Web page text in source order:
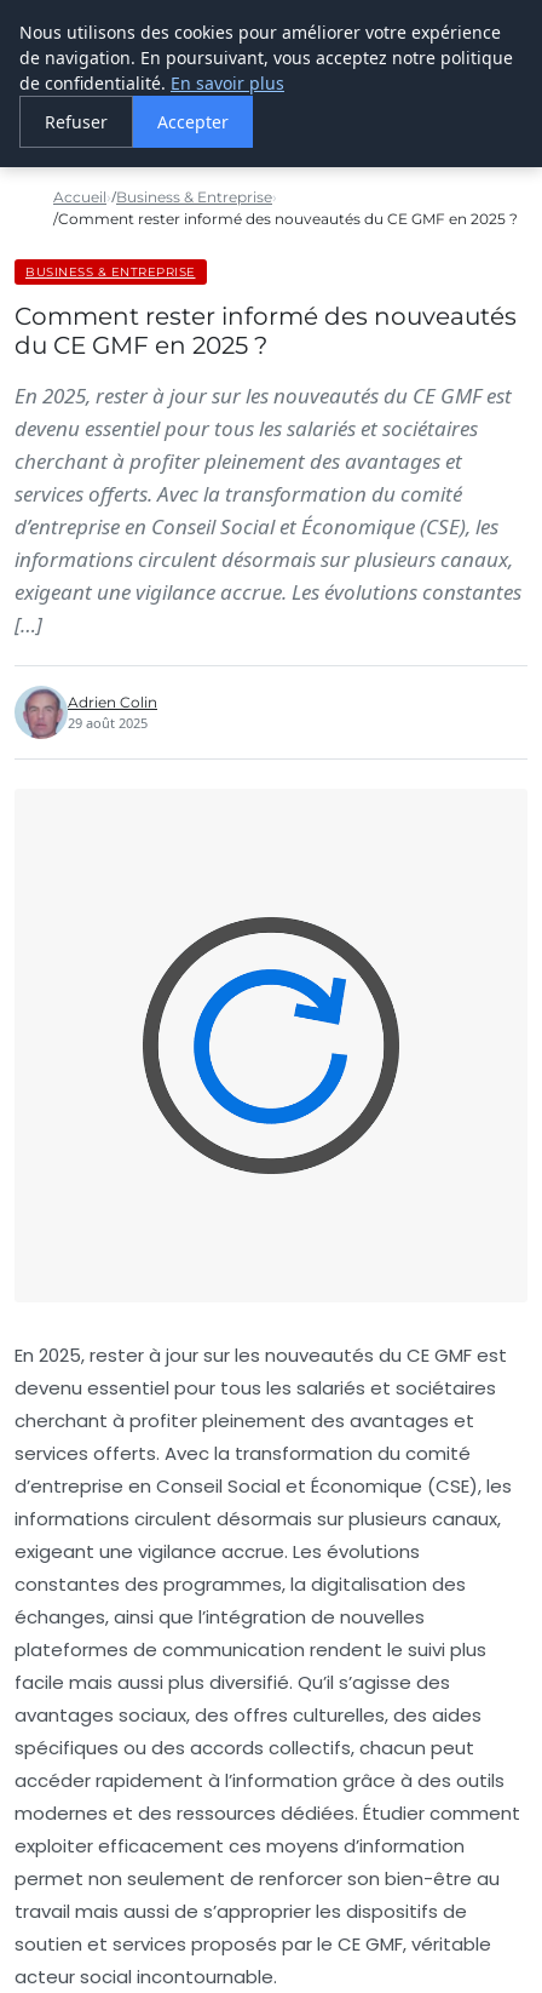
LE WEBMARKETING
Accueil Business & Entreprise
Comment rester informé des nouveautés du CE GMF en 2025 ?
BUSINESS & ENTREPRISE
Comment rester informé des nouveautés
du CE GMF en 2025 ?
En 2025, rester à jour sur les nouveautés du CE GMF est
devenu essentiel pour tous les salariés et sociétaires
cherchant à profiter pleinement des avantages et
services offerts. Avec la transformation du comité
d’entreprise en Conseil Social et Économique (CSE), les
informations circulent désormais sur plusieurs canaux,
exigeant une vigilance accrue. Les évolutions constantes
[…]
Adrien Colin
29 août 2025
En 2025, rester à jour sur les nouveautés du CE GMF est
devenu essentiel pour tous les salariés et sociétaires
cherchant à profiter pleinement des avantages et
services offerts. Avec la transformation du comité
d’entreprise en Conseil Social et Économique (CSE), les
informations circulent désormais sur plusieurs canaux,
exigeant une vigilance accrue. Les évolutions
constantes des programmes, la digitalisation des
échanges, ainsi que l’intégration de nouvelles
plateformes de communication rendent le suivi plus
facile mais aussi plus diversifié. Qu’il s’agisse des
avantages sociaux, des offres culturelles, des aides
spécifiques ou des accords collectifs, chacun peut
accéder rapidement à l’information grâce à des outils
modernes et des ressources dédiées. Étudier comment
exploiter efficacement ces moyens d’information
permet non seulement de renforcer son bien-être au
travail mais aussi de s’approprier les dispositifs de
soutien et services proposés par le CE GMF, véritable
acteur social incontournable.
Nous utilisons des cookies pour améliorer votre expérience
de navigation. En poursuivant, vous acceptez notre politique
de confidentialité. En savoir plus
Refuser
Accepter